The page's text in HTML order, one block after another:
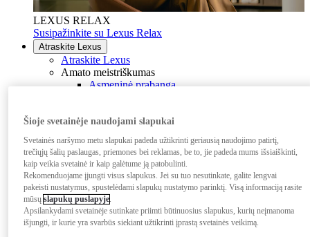
LEXUS RELAX
Susipažinkite su Lexus Relax
Atraskite Lexus
Atraskite Lexus
Amato meistriškumas
Asmeninė prabanga
Takumi filosofija
Technologija
Intuityvios technologijos
Saugos funkcijos
Lexus Link + internetinės paslaugos
Inovacija
Kinetinė sėdynių koncepcija
Lexus su nanoe™
Experience Amazing
Šioje svetainėje naudojami slapukai
Svetainės naršymo metu slapukai padeda užtikrinti geriausią naudojimo patirtį,
trečiųjų šalių paslaugas, priemones bei reklamas, be to, jie padeda mums išsiaiškinti,
kaip veikia svetainė ir kaip galėtume ją patobulinti.
Rekomenduojame įjungti visus slapukus. Jei su tuo nesutinkate, galite lengvai
pakeisti nustatymus, spustelėdami slapukų nustatymo parinktį. Visą informaciją rasite
mūsų slapukų puslapyje.
Apsilankydami svetainėje sutinkate priimti būtinuosius slapukus, kurių neįmanoma
išjungti, ir kurie yra svarbūs siekiant užtikrinti įprastą svetainės veikimą.